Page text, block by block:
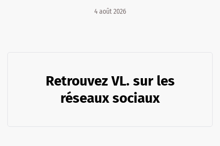
4 août 2026
Retrouvez VL. sur les
réseaux sociaux